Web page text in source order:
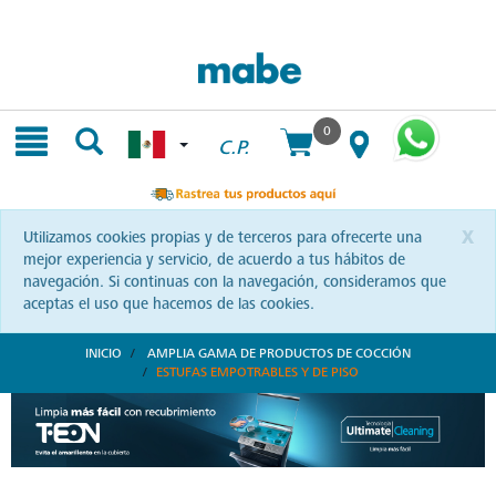
C.P.
0
x
Utilizamos cookies propias y de terceros para ofrecerte una
mejor experiencia y servicio, de acuerdo a tus hábitos de
navegación. Si continuas con la navegación, consideramos que
aceptas el uso que hacemos de las cookies.
INICIO
AMPLIA GAMA DE PRODUCTOS DE COCCIÓN
ESTUFAS EMPOTRABLES Y DE PISO